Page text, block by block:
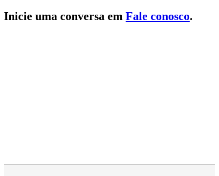
Inicie uma conversa em Fale conosco.